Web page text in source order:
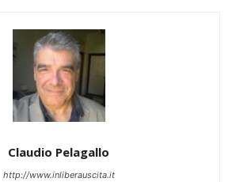
Claudio Pelagallo
http://www.inliberauscita.it